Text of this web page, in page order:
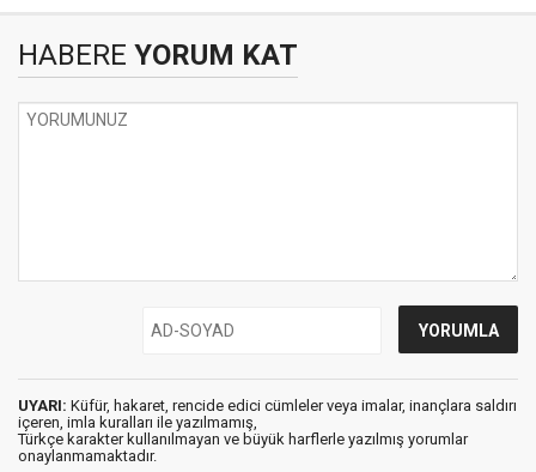
HABERE YORUM KAT
UYARI: Küfür, hakaret, rencide edici cümleler veya imalar, inançlara saldırı
içeren, imla kuralları ile yazılmamış,
Türkçe karakter kullanılmayan ve büyük harflerle yazılmış yorumlar
onaylanmamaktadır.